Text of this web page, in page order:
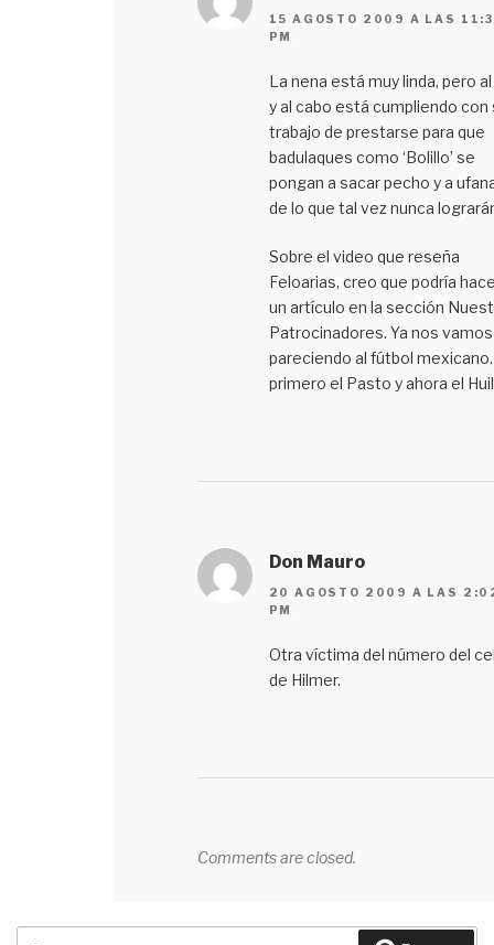
15 AGOSTO 2009 A LAS
PM
La nena está muy linda, pero
y al cabo está cumpliendo con
trabajo de prestarse para que
badulaques como ‘Bolillo’ se
pongan a sacar pecho y a
de lo que tal vez nunca
Sobre el video que reseña
Feloarias, creo que podría
un artículo en la sección
Patrocinadores. Ya nos vamos
pareciendo al fútbol
primero el Pasto y ahora el
Don Mauro
20 AGOSTO 2009 A LAS
PM
Otra víctima del número del
de Hilmer.
Comments are closed.